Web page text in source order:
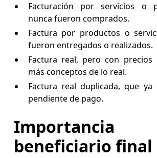
Facturación por servicios o
nunca fueron comprados.
Factura por productos o
fueron entregados o realizados.
Factura real, pero con
más conceptos de lo real.
Factura real duplicada, que ya
pendiente de pago.
beneficiario final